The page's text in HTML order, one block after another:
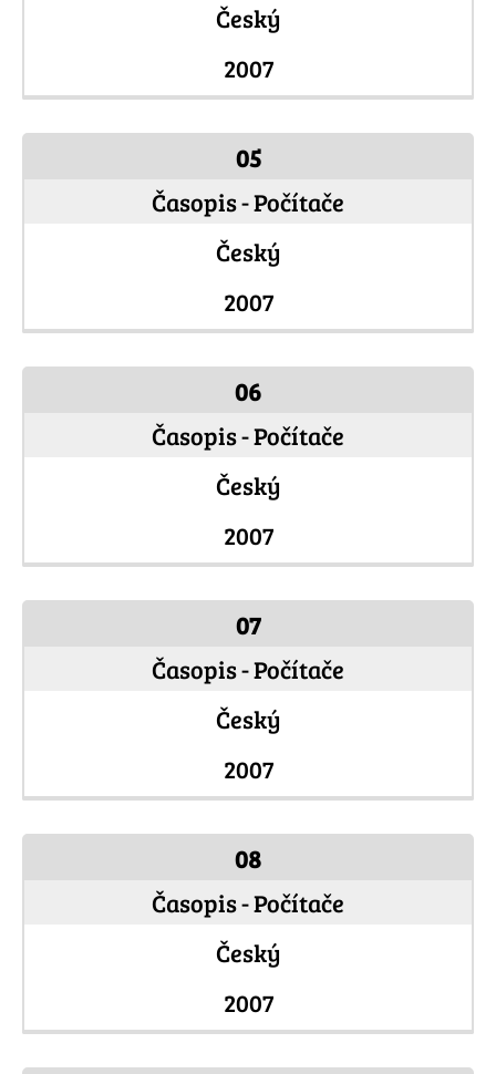
Český
2007
05
Časopis - Počítače
Český
2007
06
Časopis - Počítače
Český
2007
07
Časopis - Počítače
Český
2007
08
Časopis - Počítače
Český
2007